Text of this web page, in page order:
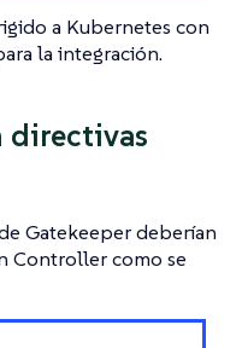
a Kubernetes con
la integración.
Gatekeeper deberían
Controller como se